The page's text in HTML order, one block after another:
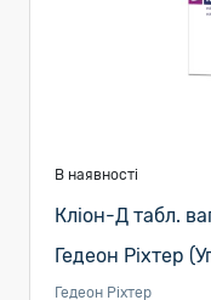
В наявності
Кліон-Д табл.
Гедеон Ріхтер
Гедеон Ріхтер